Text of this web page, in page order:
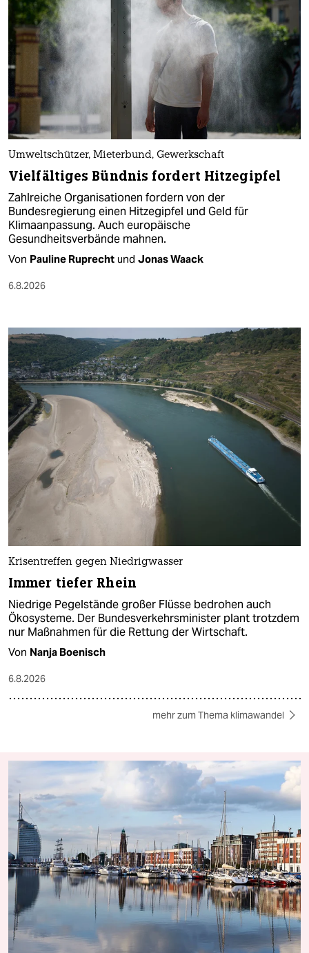
Umweltschützer, Mieterbund, Gewerkschaft
Vielfältiges Bündnis fordert Hitzegipfel
Zahlreiche Organisationen fordern von der
Bundesregierung einen Hitzegipfel und Geld für
Klimaanpassung. Auch europäische
Gesundheitsverbände mahnen.
Von Pauline Ruprecht und Jonas Waack
6.8.2026
Krisentreffen gegen Niedrigwasser
Immer tiefer Rhein
Niedrige Pegelstände großer Flüsse bedrohen auch
Ökosysteme. Der Bundesverkehrsminister plant trotzdem
nur Maßnahmen für die Rettung der Wirtschaft.
Von Nanja Boenisch
6.8.2026
mehr zum Thema klimawandel